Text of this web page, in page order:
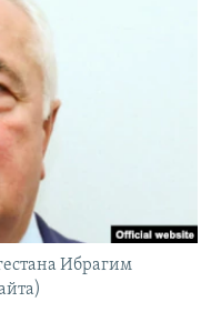
Ибрагим